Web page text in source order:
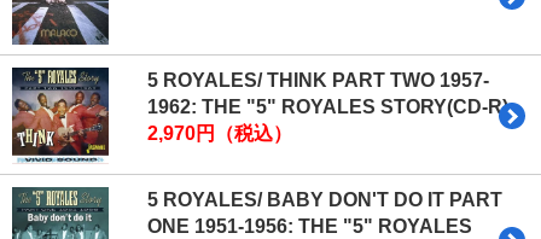
5 ROYALES/ THINK PART TWO 1957-
1962: THE "5" ROYALES STORY(CD-R)
2,970円（税込）
5 ROYALES/ BABY DON'T DO IT PART
ONE 1951-1956: THE "5" ROYALES